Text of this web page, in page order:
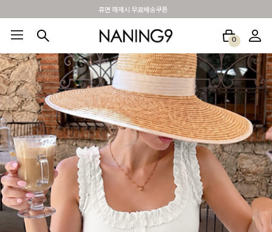
휴면 해제시 무료배송쿠폰
0
BEST100🤍 NEW5% 베스트재진행 썸머여행룩 아울렛 하객&모임룩